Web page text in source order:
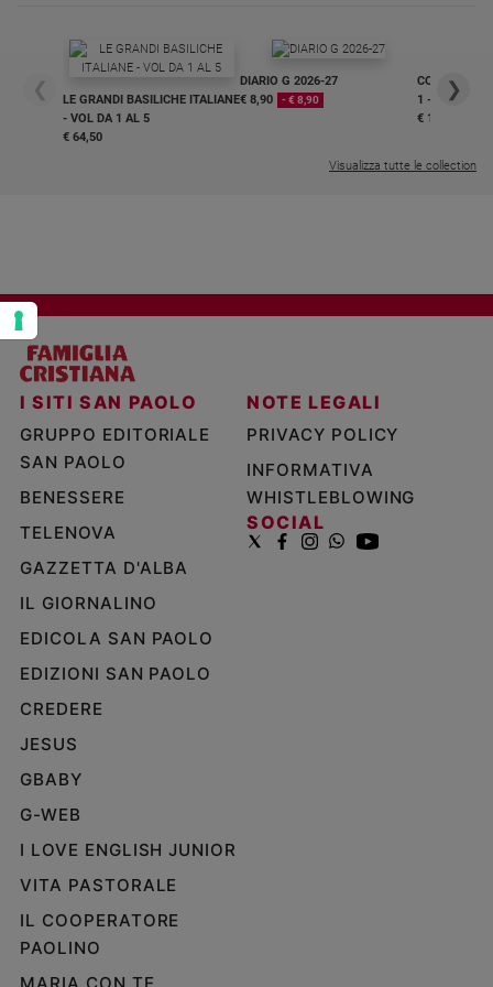
Chi
siamo
Redazione
Social
❮
LE GRANDI BASILICHE ITALIANE
- VOL DA 1 AL 5
€ 64,50
DIARIO G 2026-27
€ 8,90
- € 8,90
COLLANA
1 - 2
€ 18,50
❯
Visualizza tutte le collection
I SITI SAN PAOLO
GRUPPO EDITORIALE
SAN PAOLO
BENESSERE
TELENOVA
GAZZETTA D'ALBA
IL GIORNALINO
EDICOLA SAN PAOLO
EDIZIONI SAN PAOLO
CREDERE
JESUS
GBABY
G-WEB
I LOVE ENGLISH JUNIOR
VITA PASTORALE
IL COOPERATORE
PAOLINO
NOTE LEGALI
PRIVACY POLICY
INFORMATIVA
WHISTLEBLOWING
SOCIAL